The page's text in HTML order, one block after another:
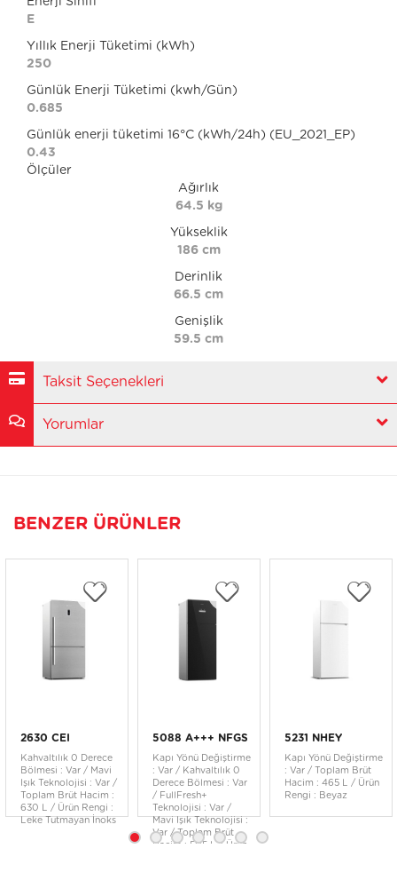
E
Yıllık Enerji Tüketimi (kWh)
250
Günlük Enerji Tüketimi (kwh/Gün)
0.685
Günlük enerji tüketimi 16°C (kWh/24h) (EU_2021_EP)
0.43
Ölçüler
Ağırlık
64.5 kg
Yükseklik
186 cm
Derinlik
66.5 cm
Genişlik
59.5 cm
Taksit Seçenekleri
Yorumlar
BENZER ÜRÜNLER
2630 CEI
Kahvaltılık 0 Derece
Bölmesi : Var / Mavi
Işık Teknolojisi : Var /
Toplam Brüt Hacim :
630 L / Ürün Rengi :
Leke Tutmayan İnoks
5088 A+++ NFGS
Kapı Yönü Değiştirme
: Var / Kahvaltılık 0
Derece Bölmesi : Var
/ FullFresh+
Teknolojisi : Var /
Mavi Işık Teknolojisi :
Var / Toplam Brüt
Hacim : 505 L / Ürün
5231 NHEY
Kapı Yönü Değiştirme
: Var / Toplam Brüt
Hacim : 465 L / Ürün
Rengi : Beyaz